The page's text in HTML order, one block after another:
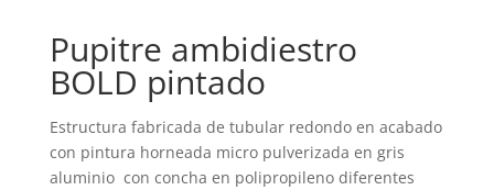
Pupitre ambidiestro
BOLD pintado
Estructura fabricada de tubular redondo en acabado
con pintura horneada micro pulverizada en gris
aluminio con concha en polipropileno diferentes